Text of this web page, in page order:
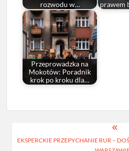
rozwodu w…
prawem
Przeprowadzka na
Mokotów: Poradnik
krok po kroku dla…
wpisu
EKSPERCKIE PRZEPYCHANIE RUR –